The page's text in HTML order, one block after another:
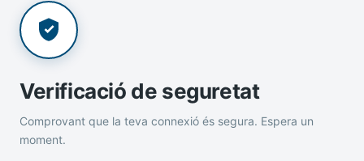
Verificació de seguretat
Comprovant que la teva connexió és segura. Espera un
moment.